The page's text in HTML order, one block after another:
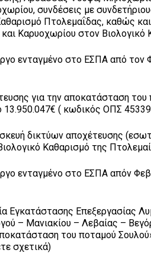
συνδέσεις με
Πτολεμαΐδας, καθώς
Καρυοχωρίου στον Βιολογικό
ενταγμένο στο ΕΣΠΑ από τον
για την αποκατάσταση
13.950.047€ ( κωδικός ΟΠΣ
δικτύων αποχέτευσης
Καθαρισμό της
ενταγμένο στο ΕΣΠΑ απόν
Εγκατάστασης Επεξεργασίας
– Μανιακίου – Λεβαίας –
του ποταμού
σχετικά)